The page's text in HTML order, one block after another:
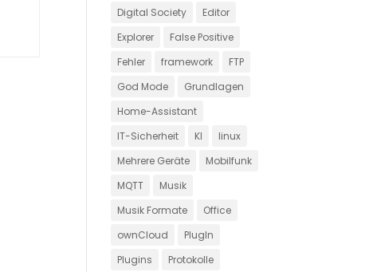
Digital Society
Editor
Explorer
False Positive
Fehler
framework
FTP
God Mode
Grundlagen
Home-Assistant
IT-Sicherheit
KI
linux
Mehrere Geräte
Mobilfunk
MQTT
Musik
Musik Formate
Office
ownCloud
PlugIn
Plugins
Protokolle